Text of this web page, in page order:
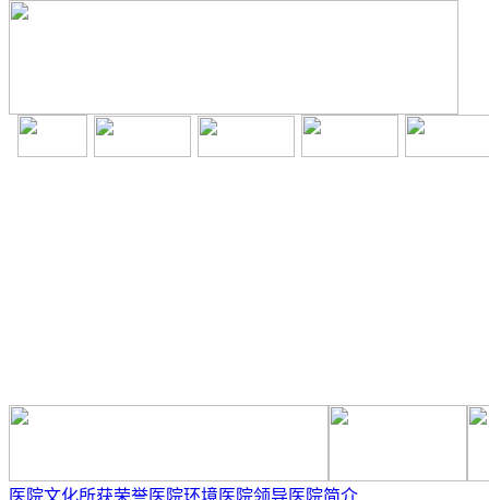
医院文化所获荣誉医院环境 医院领导医院简介